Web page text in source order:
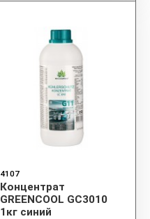
4107
Концентрат
GREENCOOL GC3010
1кг синий